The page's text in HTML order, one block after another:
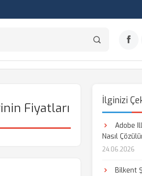
Fiyatları İlginizi
Adobe
Nasıl
24.06.2026
Bilkent